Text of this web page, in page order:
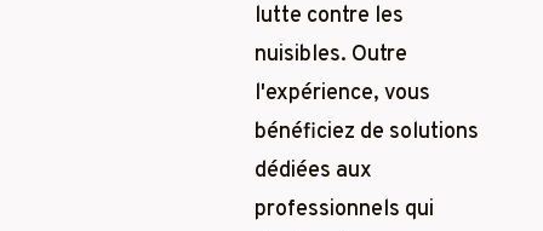
lutte contre les
nuisibles. Outre
l'expérience, vous
bénéficiez de solutions
dédiées aux
professionnels qui